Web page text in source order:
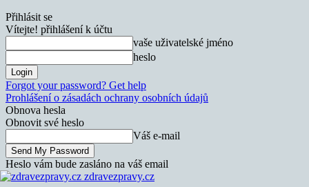
Přihlásit se
Vítejte! přihlášení k účtu
vaše uživatelské jméno
heslo
Forgot your password? Get help
Prohlášení o zásadách ochrany osobních údajů
Obnova hesla
Obnovit své heslo
Váš e-mail
Heslo vám bude zasláno na váš email
zdravezpravy.cz